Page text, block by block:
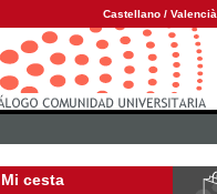
Castellano / Valencià
Mi cesta